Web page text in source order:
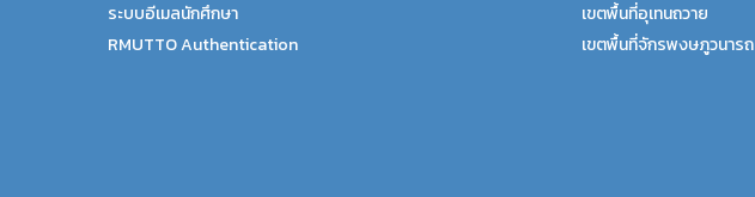
ระบบอีเมลนักศึกษา
RMUTTO Authentication
เขตพื้นที่อุเทนถวาย
เขตพื้นที่จักรพงษภูวนารถ